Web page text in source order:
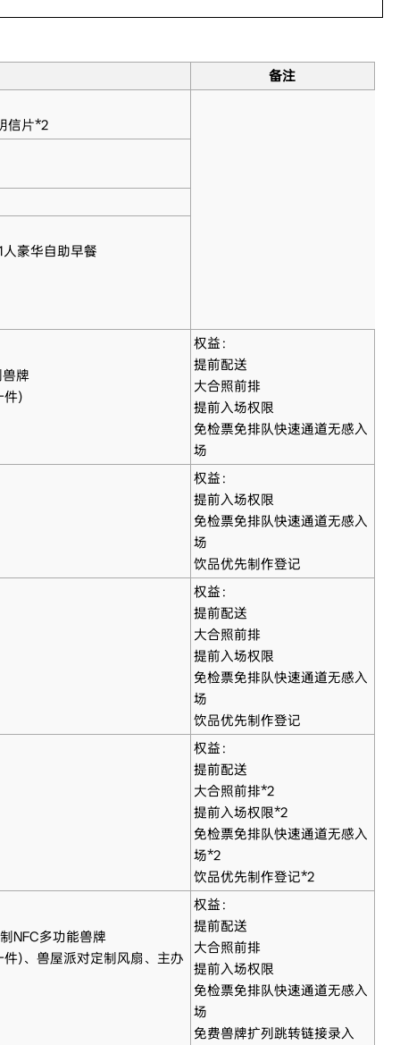
备注
信片*2
豪华自助早餐
牌
件)
权益：
提前配送
大合照前排
提前入场权限
免检票免排队快速通道无感入
场
权益：
提前入场权限
免检票免排队快速通道无感入
场
饮品优先制作登记
权益：
提前配送
大合照前排
提前入场权限
免检票免排队快速通道无感入
场
饮品优先制作登记
权益：
提前配送
大合照前排*2
提前入场权限*2
免检票免排队快速通道无感入
场*2
饮品优先制作登记*2
NFC多功能兽牌
)、兽屋派对定制风扇、主办
权益：
提前配送
大合照前排
提前入场权限
免检票免排队快速通道无感入
场
免费兽牌扩列跳转链接录入